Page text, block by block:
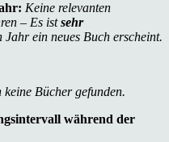
Keine relevanten
– Es istsehr
Jahr ein neues Buch erscheint.
Bücher gefunden.
während der